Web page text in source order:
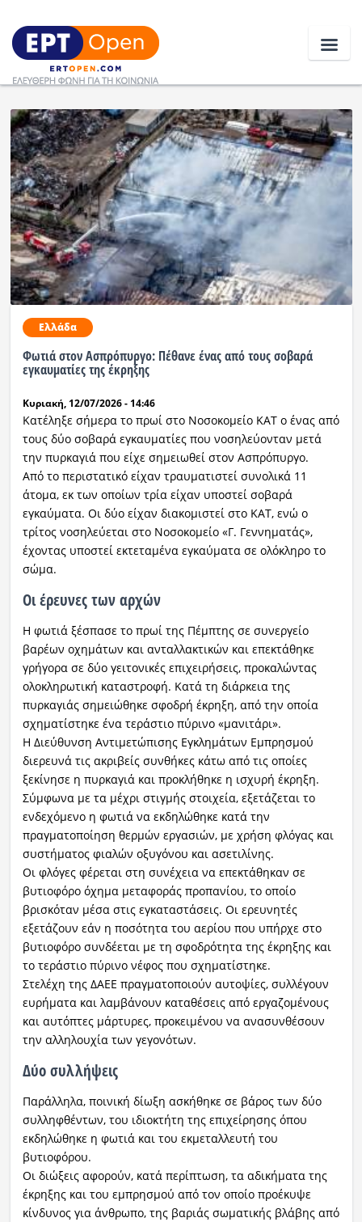
Ειδήσεις
Ελλάδα
Κοινωνία
Πολιτική
Οικονομία
Αθλητικά
Ραδιόφωνο LIVE
Εκπομπές
Πολιτισμός
Ελλάδα
Φωτιά στον Ασπρόπυργο: Πέθανε ένας από τους σοβαρά
εγκαυματίες της έκρηξης
Κυριακή, 12/07/2026 - 14:46
Κατέληξε σήμερα το πρωί στο Νοσοκομείο ΚΑΤ ο ένας από
τους δύο σοβαρά εγκαυματίες που νοσηλεύονταν μετά
την πυρκαγιά που είχε σημειωθεί στον Ασπρόπυργο.
Από το περιστατικό είχαν τραυματιστεί συνολικά 11
άτομα, εκ των οποίων τρία είχαν υποστεί σοβαρά
εγκαύματα. Οι δύο είχαν διακομιστεί στο ΚΑΤ, ενώ ο
τρίτος νοσηλεύεται στο Νοσοκομείο «Γ. Γεννηματάς»,
έχοντας υποστεί εκτεταμένα εγκαύματα σε ολόκληρο το
σώμα.
Οι έρευνες των αρχών
Η φωτιά ξέσπασε το πρωί της Πέμπτης σε συνεργείο
βαρέων οχημάτων και ανταλλακτικών και επεκτάθηκε
γρήγορα σε δύο γειτονικές επιχειρήσεις, προκαλώντας
ολοκληρωτική καταστροφή. Κατά τη διάρκεια της
πυρκαγιάς σημειώθηκε σφοδρή έκρηξη, από την οποία
σχηματίστηκε ένα τεράστιο πύρινο «μανιτάρι».
Η Διεύθυνση Αντιμετώπισης Εγκλημάτων Εμπρησμού
διερευνά τις ακριβείς συνθήκες κάτω από τις οποίες
ξεκίνησε η πυρκαγιά και προκλήθηκε η ισχυρή έκρηξη.
Σύμφωνα με τα μέχρι στιγμής στοιχεία, εξετάζεται το
ενδεχόμενο η φωτιά να εκδηλώθηκε κατά την
πραγματοποίηση θερμών εργασιών, με χρήση φλόγας και
συστήματος φιαλών οξυγόνου και ασετιλίνης.
Οι φλόγες φέρεται στη συνέχεια να επεκτάθηκαν σε
βυτιοφόρο όχημα μεταφοράς προπανίου, το οποίο
βρισκόταν μέσα στις εγκαταστάσεις. Οι ερευνητές
εξετάζουν εάν η ποσότητα του αερίου που υπήρχε στο
βυτιοφόρο συνδέεται με τη σφοδρότητα της έκρηξης και
το τεράστιο πύρινο νέφος που σχηματίστηκε.
Στελέχη της ΔΑΕΕ πραγματοποιούν αυτοψίες, συλλέγουν
ευρήματα και λαμβάνουν καταθέσεις από εργαζομένους
και αυτόπτες μάρτυρες, προκειμένου να ανασυνθέσουν
την αλληλουχία των γεγονότων.
Δύο συλλήψεις
Παράλληλα, ποινική δίωξη ασκήθηκε σε βάρος των δύο
συλληφθέντων, του ιδιοκτήτη της επιχείρησης όπου
εκδηλώθηκε η φωτιά και του εκμεταλλευτή του
βυτιοφόρου.
Οι διώξεις αφορούν, κατά περίπτωση, τα αδικήματα της
έκρηξης και του εμπρησμού από τον οποίο προέκυψε
κίνδυνος για άνθρωπο, της βαριάς σωματικής βλάβης από